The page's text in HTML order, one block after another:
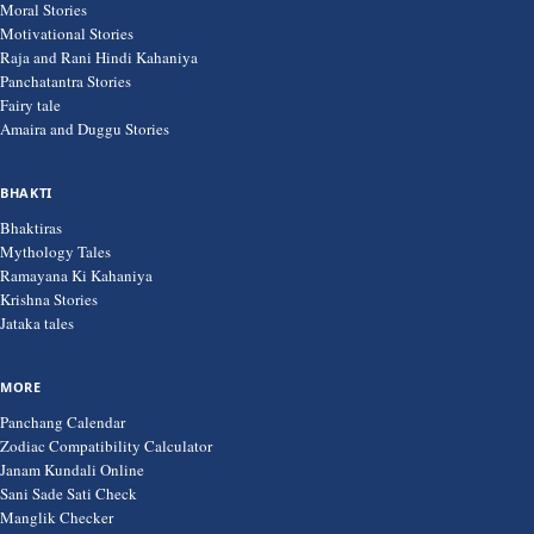
Moral Stories
Motivational Stories
Raja and Rani Hindi Kahaniya
Panchatantra Stories
Fairy tale
Amaira and Duggu Stories
BHAKTI
Bhaktiras
Mythology Tales
Ramayana Ki Kahaniya
Krishna Stories
Jataka tales
MORE
Panchang Calendar
Zodiac Compatibility Calculator
Janam Kundali Online
Sani Sade Sati Check
Manglik Checker